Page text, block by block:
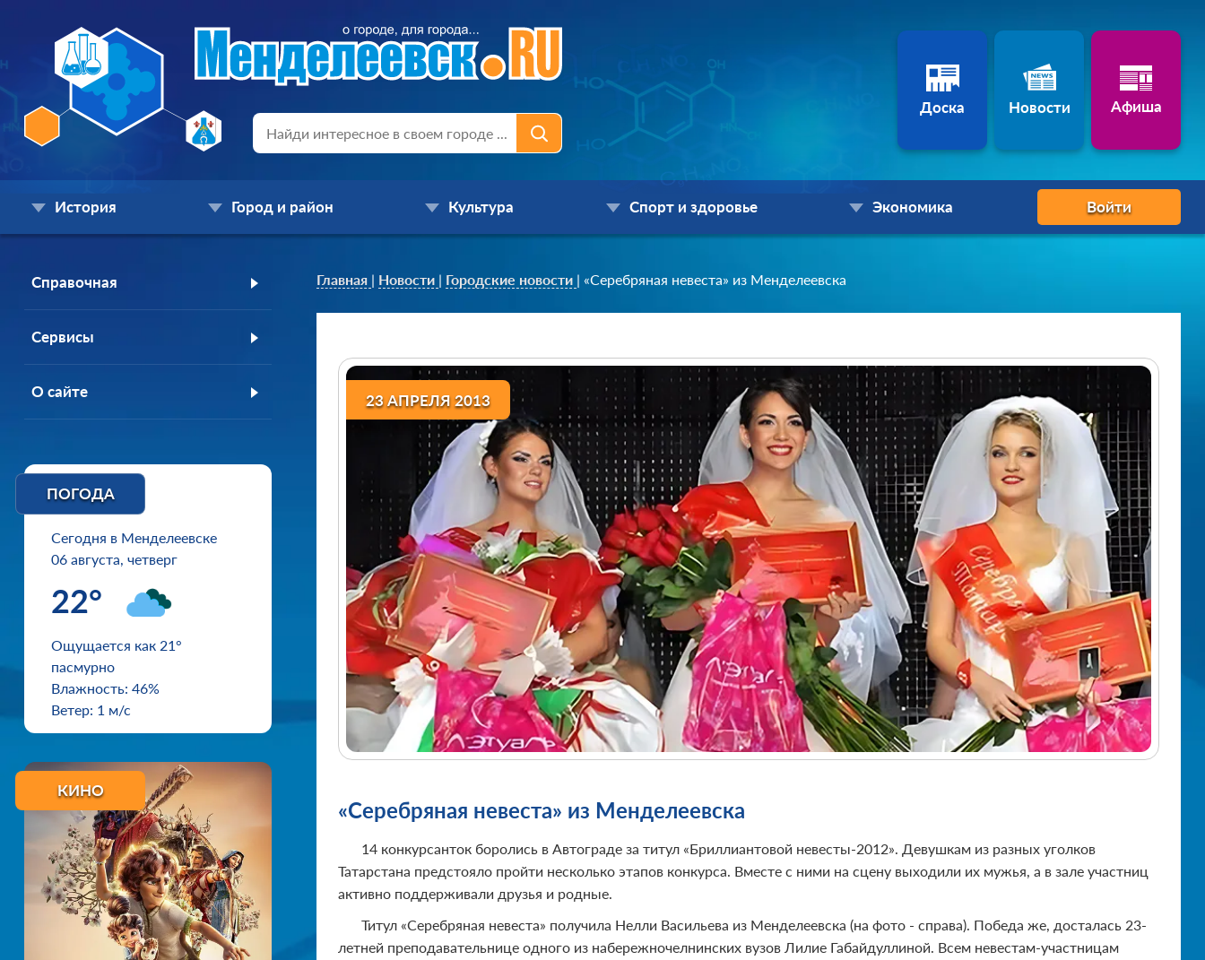
Доска Новости Афиша
История Город и район Культура Спорт и здоровье Экономика Войти
Справочная
Сервисы
О сайте
ПОГОДА
Сегодня в Менделеевске
06 августа, четверг
22°
Ощущается как 21°
пасмурно
Влажность: 46%
Ветер: 1 м/с
КИНО
Главная | Новости | Городские новости | «Серебряная невеста» из Менделеевска
23 АПРЕЛЯ 2013
«Серебряная невеста» из Менделеевска
14 конкурсанток боролись в Автограде за титул «Бриллиантовой невесты-2012». Девушкам из разных уголков
Татарстана предстояло пройти несколько этапов конкурса. Вместе с ними на сцену выходили их мужья, а в зале участниц
активно поддерживали друзья и родные.
Титул «Серебряная невеста» получила Нелли Васильева из Менделеевска (на фото - справа). Победа же, досталась 23-
летней преподавательнице одного из набережночелнинских вузов Лилие Габайдуллиной. Всем невестам-участницам